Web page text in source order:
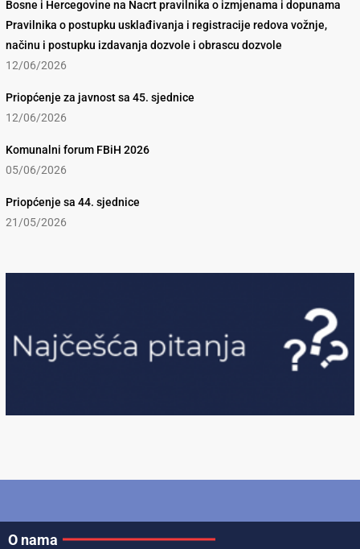
Bosne i Hercegovine na Nacrt pravilnika o izmjenama i dopunama
Pravilnika o postupku usklađivanja i registracije redova vožnje,
načinu i postupku izdavanja dozvole i obrascu dozvole
12/06/2026
Priopćenje za javnost sa 45. sjednice
12/06/2026
Komunalni forum FBiH 2026
05/06/2026
Priopćenje sa 44. sjednice
21/05/2026
O nama